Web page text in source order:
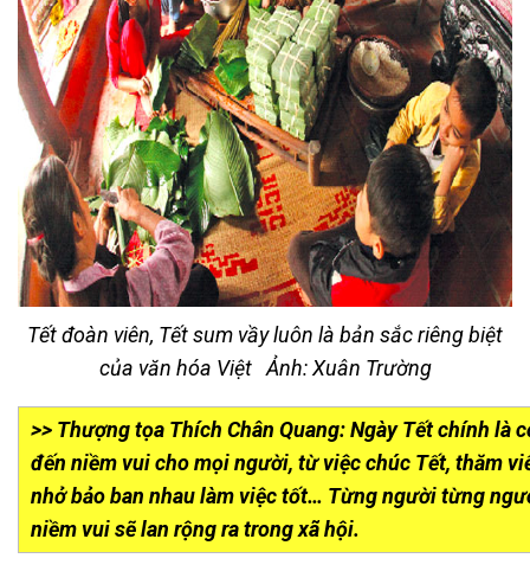
Tết đoàn viên, Tết sum vầy luôn là bản sắc riêng biệt
của văn hóa Việt Ảnh: Xuân Trường
>> Thượng tọa Thích Chân Quang: Ngày Tết chính là
đến niềm vui cho mọi người, từ việc chúc Tết, thăm
nhở bảo ban nhau làm việc tốt… Từng người từng
niềm vui sẽ lan rộng ra trong xã hội.